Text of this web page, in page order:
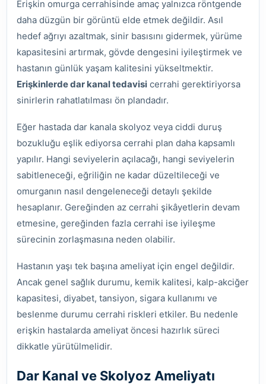
Erişkin omurga cerrahisinde amaç yalnızca röntgende
daha düzgün bir görüntü elde etmek değildir. Asıl
hedef ağrıyı azaltmak, sinir basısını gidermek, yürüme
kapasitesini artırmak, gövde dengesini iyileştirmek ve
hastanın günlük yaşam kalitesini yükseltmektir.
Erişkinlerde dar kanal tedavisi cerrahi gerektiriyorsa
sinirlerin rahatlatılması ön plandadır.
Eğer hastada dar kanala skolyoz veya ciddi duruş
bozukluğu eşlik ediyorsa cerrahi plan daha kapsamlı
yapılır. Hangi seviyelerin açılacağı, hangi seviyelerin
sabitleneceği, eğriliğin ne kadar düzeltileceği ve
omurganın nasıl dengeleneceği detaylı şekilde
hesaplanır. Gereğinden az cerrahi şikâyetlerin devam
etmesine, gereğinden fazla cerrahi ise iyileşme
sürecinin zorlaşmasına neden olabilir.
Hastanın yaşı tek başına ameliyat için engel değildir.
Ancak genel sağlık durumu, kemik kalitesi, kalp-akciğer
kapasitesi, diyabet, tansiyon, sigara kullanımı ve
beslenme durumu cerrahi riskleri etkiler. Bu nedenle
erişkin hastalarda ameliyat öncesi hazırlık süreci
dikkatle yürütülmelidir.
Dar Kanal ve Skolyoz Ameliyatı